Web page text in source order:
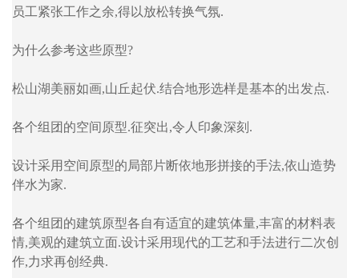
员工紧张工作之余,得以放松转换气氛.
为什么参考这些原型?
松山湖美丽如画,山丘起伏.结合地形选样是基本的出发点.
各个组团的空间原型.征突出,令人印象深刻.
设计采用空间原型的局部片断依地形拼接的手法,依山造势
伴水为家.
各个组团的建筑原型各自有适宜的建筑体量,丰富的材料表
情,美观的建筑立面.设计采用现代的工艺和手法进行二次创
作,力求再创经典.